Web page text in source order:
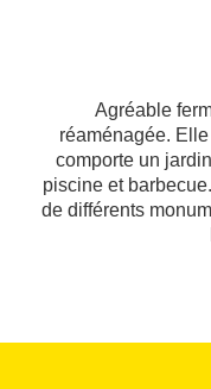
Agréable
réaménagée.
comporte un
piscine et
de différents